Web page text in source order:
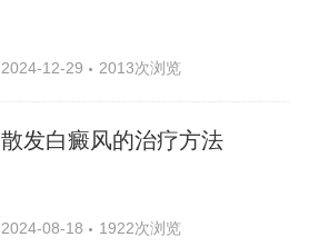
2024-12-29 2013次浏览
散发白癜风的治疗方法
2024-08-18 1922次浏览